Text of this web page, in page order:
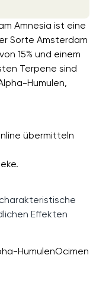
Amnesia ist eine
Sorte Amsterdam
15% und einem
Terpene sind
Humulen,
übermitteln
Effekten
HumulenOcimen